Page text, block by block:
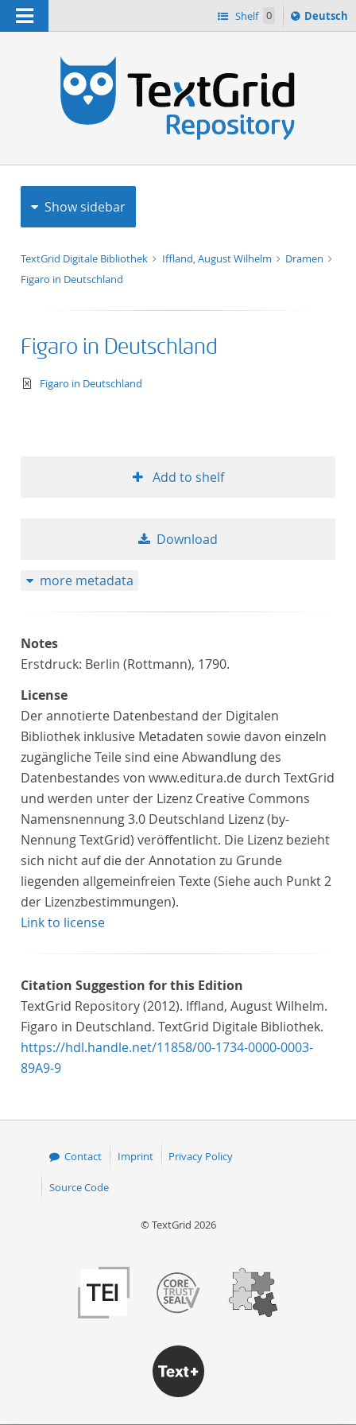
Navigation Shelf 0
Sprache
ï¿½ndern
Deutsch
Show sidebar
TextGrid Digitale Bibliothek Iffland, August Wilhelm
Dramen
Figaro in Deutschland
Figaro in Deutschland
text/xml
Figaro in Deutschland
Add to shelf
Download
more metadata
Notes
Erstdruck: Berlin (Rottmann), 1790.
License
Der annotierte Datenbestand der Digitalen
Bibliothek inklusive Metadaten sowie davon einzeln
zugängliche Teile sind eine Abwandlung des
Datenbestandes von www.editura.de durch TextGrid
und werden unter der Lizenz Creative Commons
Namensnennung 3.0 Deutschland Lizenz (by-
Nennung TextGrid) veröffentlicht. Die Lizenz bezieht
sich nicht auf die der Annotation zu Grunde
liegenden allgemeinfreien Texte (Siehe auch Punkt 2
der Lizenzbestimmungen).
Link to license
Citation Suggestion for this Edition
TextGrid Repository (2012). Iffland, August Wilhelm.
Figaro in Deutschland. TextGrid Digitale Bibliothek.
https://hdl.handle.net/11858/00-1734-0000-0003-
89A9-9
Contact Imprint Privacy Policy
Source Code
© TextGrid 2026